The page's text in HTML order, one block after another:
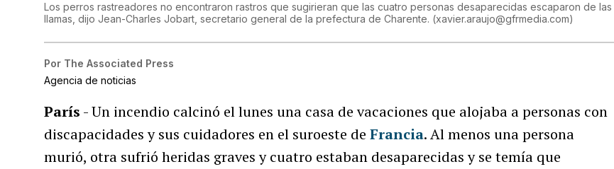
Los perros rastreadores no encontraron rastros que sugirieran que las cuatro personas desaparecidas escaparon de las
llamas, dijo Jean-Charles Jobart, secretario general de la prefectura de Charente. (xavier.araujo@gfrmedia.com)
Por The Associated Press
Agencia de noticias
París - Un incendio calcinó el lunes una casa de vacaciones que alojaba a personas con
discapacidades y sus cuidadores en el suroeste deFrancia. Al menos una persona
murió, otra sufrió heridas graves y cuatro estaban desaparecidas y se temía que